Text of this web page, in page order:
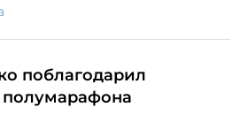
поблагодарил
полумарафона